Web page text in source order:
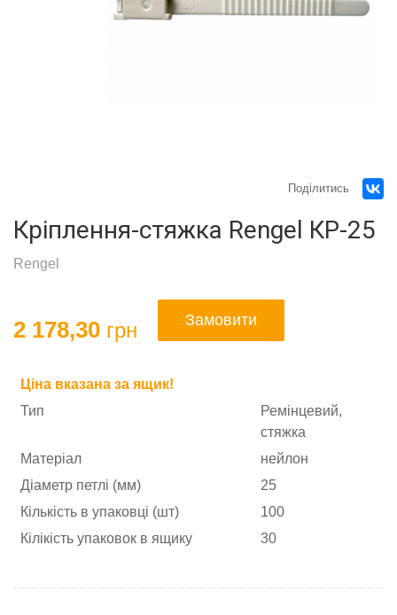
Поділитись
Кріплення-стяжка Rengel КР-25
Rengel
2 178,30 грн Замовити
Ціна вказана за ящик!
Тип
Ремінцевий,
стяжка
Матеріал
нейлон
Діаметр петлі (мм)
25
Кількість в упаковці (шт)
100
Кілікість упаковок в ящику
30